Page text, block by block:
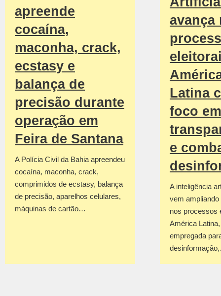
apreende
cocaína,
maconha, crack,
ecstasy e
balança de
precisão durante
operação em
Feira de Santana
A Polícia Civil da Bahia apreendeu
cocaína, maconha, crack,
comprimidos de ecstasy, balança
de precisão, aparelhos celulares,
máquinas de cartão…
avança
Latina
foco em
e
A inteligência
vem
nos processos
América
empregada